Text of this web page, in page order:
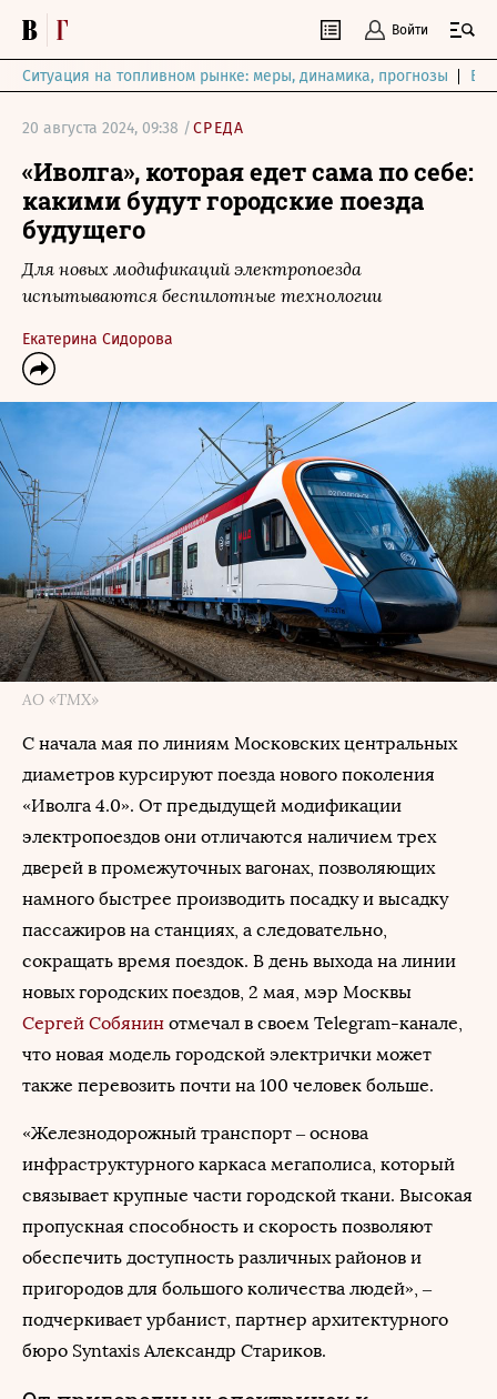
Войти
Ситуация на топливном рынке: меры, динамика, прогнозы
20 августа 2024, 09:38 /СРЕДА
«Иволга», которая едет сама по себе:
какими будут городские поезда
будущего
Для новых модификаций электропоезда
испытываются беспилотные технологии
Екатерина Сидорова
АО «ТМХ»
С начала мая по линиям Московских центральных
диаметров курсируют поезда нового поколения
«Иволга 4.0». От предыдущей модификации
электропоездов они отличаются наличием трех
дверей в промежуточных вагонах, позволяющих
намного быстрее производить посадку и высадку
пассажиров на станциях, а следовательно,
сокращать время поездок. В день выхода на линии
новых городских поездов, 2 мая, мэр Москвы
Сергей Собянин отмечал в своем Telegram-канале,
что новая модель городской электрички может
также перевозить почти на 100 человек больше.
«Железнодорожный транспорт – основа
инфраструктурного каркаса мегаполиса, который
связывает крупные части городской ткани. Высокая
пропускная способность и скорость позволяют
обеспечить доступность различных районов и
пригородов для большого количества людей», –
подчеркивает урбанист, партнер архитектурного
бюро Syntaxis Александр Стариков.